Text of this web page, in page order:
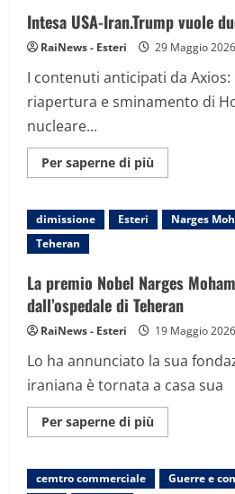
ma
pensiamo
al
calcio”
Intesa USA-Iran.Trump vuole
RaiNews - Esteri 29 Maggio 2026
I contenuti anticipati da
riapertura e sminamento di
nucleare...
Per saperne di più
informazioni
USA-
Iran.Trump
decidere
dimissione Esteri Narges
Teheran
La premio Nobel Narges
dall’ospedale di Teheran
RaiNews - Esteri 19 Maggio 2026
Lo ha annunciato la sua
iraniana è tornata a casa sua
Per saperne di più
informazioni
premio
Nobel
cemtro commerciale Guerre e